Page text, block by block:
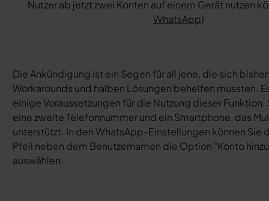
Nutzer ab jetzt zwei Konten auf einem Gerät nutzen
WhatsApp)
Die Ankündigung ist ein Segen für all jene, die sich
Workarounds und halben Lösungen behelfen mussten.
einige Voraussetzungen für die Nutzung dieser
eine zweite Telefonnummer und ein Smartphone, das
unterstützt. In den WhatsApp-Einstellungen können Sie
Pfeil neben dem Benutzernamen die Option "Konto
auswählen.